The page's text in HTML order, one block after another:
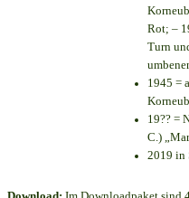
Rot; –
Turn
1945 =
19?? =
C.)
2019 in